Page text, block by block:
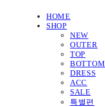
HOME
SHOP
NEW
OUTER
TOP
BOTTOM
DRESS
ACC
SALE
특별편